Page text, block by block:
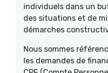
individuels dans un
des situations et de
démarches
Nous sommes
les demandes de